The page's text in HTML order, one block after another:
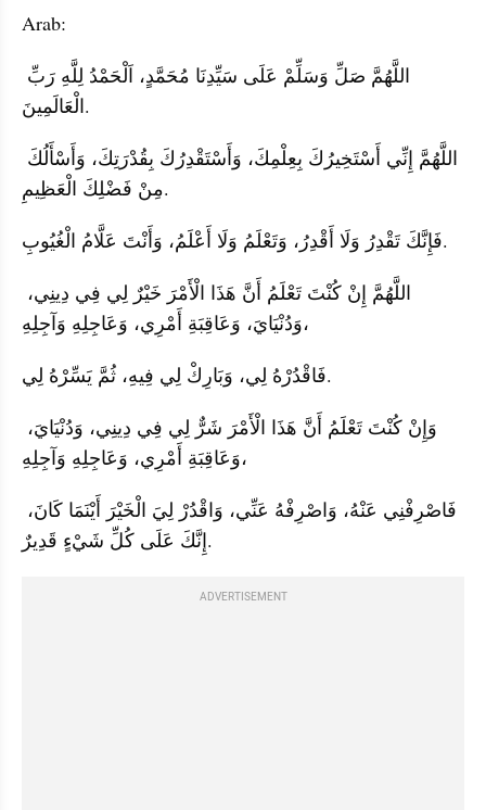
Arab:
الْعَالَمِينَ.
مِنْ فَضْلِكَ الْعَظِيمِ.
فَإِنَّكَ تَقْدِرُ وَلَا أَقْدِرُ، وَتَعْلَمُ وَلَا أَعْلَمُ، وَأَنْتَ عَلَّامُ الْغُيُوبِ.
وَدُنْيَايَ، وَعَاقِبَةِ أَمْرِي، وَعَاجِلِهِ وَآجِلِهِ،
فَاقْدُرْهُ لِي، وَبَارِكْ لِي فِيهِ، ثُمَّ يَسِّرْهُ لِي.
وَعَاقِبَةِ أَمْرِي، وَعَاجِلِهِ وَآجِلِهِ،
إِنَّكَ عَلَى كُلِّ شَيْءٍ قَدِيرٌ.
ADVERTISEMENT